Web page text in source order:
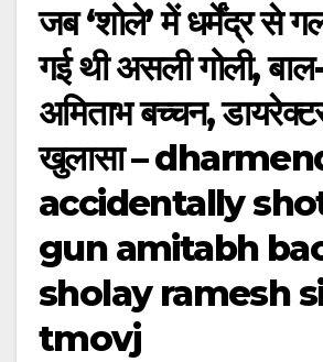
जब ‘शोले’ में धर्मेंद्र से
गई थी असली गोली,
अमिताभ बच्चन,
खुलासा –
accidentally
gun amitabh
sholay ramesh
tmovj